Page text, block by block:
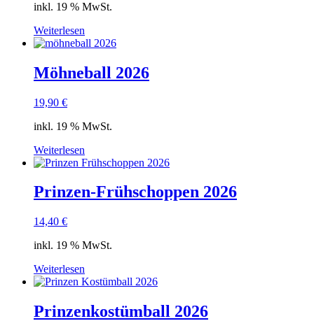
inkl. 19 % MwSt.
Weiterlesen
Möhneball 2026
19,90 €
inkl. 19 % MwSt.
Weiterlesen
Prinzen-Frühschoppen 2026
14,40 €
inkl. 19 % MwSt.
Weiterlesen
Prinzenkostümball 2026